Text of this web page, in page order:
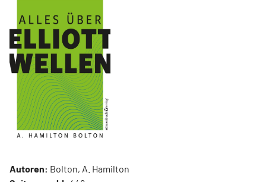
Autoren: Bolton, A. Hamilton